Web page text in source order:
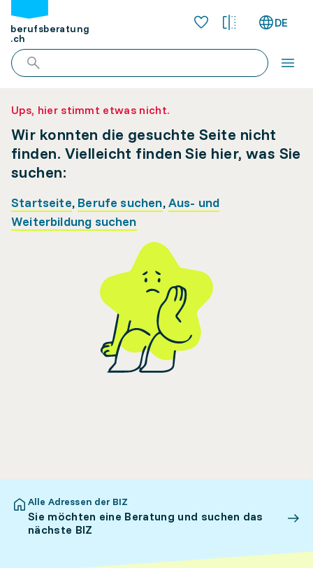
berufsberatung
.ch
DE
Ups, hier stimmt etwas nicht.
Wir konnten die gesuchte Seite nicht
finden. Vielleicht finden Sie hier, was Sie
suchen:
Startseite, Berufe suchen,Aus- und
Weiterbildung suchen
Alle Adressen der BIZ
Sie möchten eine Beratung und suchen das
nächste BIZ